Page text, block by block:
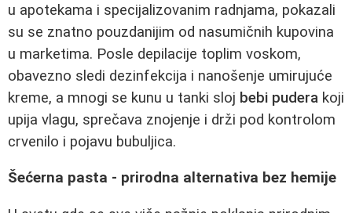
u apotekama i specijalizovanim radnjama, pokazali
su se znatno pouzdanijim od nasumičnih kupovina
u marketima. Posle depilacije toplim voskom,
obavezno sledi dezinfekcija i nanošenje umirujuće
kreme, a mnogi se kunu u tanki sloj bebi pudera koji
upija vlagu, sprečava znojenje i drži pod kontrolom
crvenilo i pojavu bubuljica.
Šećerna pasta - prirodna alternativa bez hemije